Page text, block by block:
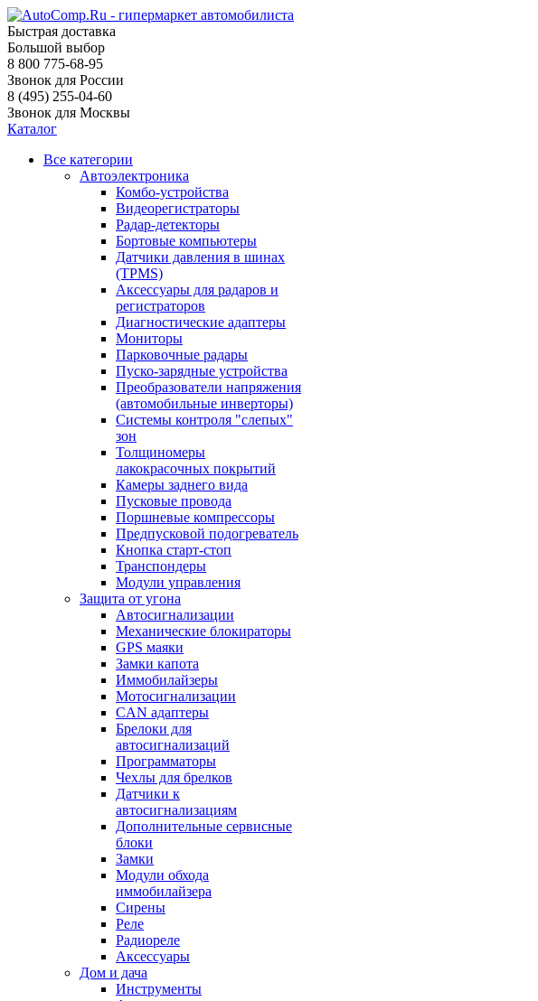
Быстрая доставка
Большой выбор
8 800 775-68-95
Звонок для России
8 (495) 255-04-60
Звонок для Москвы
Каталог
Все категории
Автоэлектроника
Комбо-устройства
Видеорегистраторы
Радар-детекторы
Бортовые компьютеры
Датчики давления в шинах
(TPMS)
Аксессуары для радаров и
регистраторов
Диагностические адаптеры
Мониторы
Парковочные радары
Пуско-зарядные устройства
Преобразователи напряжения
(автомобильные инверторы)
Системы контроля "слепых"
зон
Толщиномеры
лакокрасочных покрытий
Камеры заднего вида
Пусковые провода
Поршневые компрессоры
Предпусковой подогреватель
Кнопка старт-стоп
Транспондеры
Модули управления
Защита от угона
Автосигнализации
Механические блoкираторы
GPS маяки
Замки капота
Иммобилайзеры
Мотосигнализации
CAN адаптеры
Брелоки для
автосигнализаций
Программаторы
Чехлы для брелков
Датчики к
автосигнализациям
Дополнительные сервисные
блоки
Замки
Модули обхода
иммобилайзера
Сирены
Реле
Радиореле
Аксессуары
Дом и дача
Инструменты